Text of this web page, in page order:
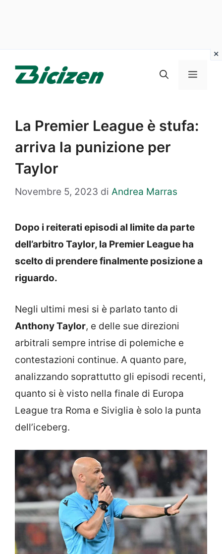
Menu
La Premier League è stufa:
arriva la punizione per
Taylor
Novembre 5, 2023 di Andrea Marras
Dopo i reiterati episodi al limite da parte
dell’arbitro Taylor, la Premier League ha
scelto di prendere finalmente posizione a
riguardo.
Negli ultimi mesi si è parlato tanto di
Anthony Taylor, e delle sue direzioni
arbitrali sempre intrise di polemiche e
contestazioni continue. A quanto pare,
analizzando soprattutto gli episodi recenti,
quanto si è visto nella finale di Europa
League tra Roma e Siviglia è solo la punta
dell’iceberg.